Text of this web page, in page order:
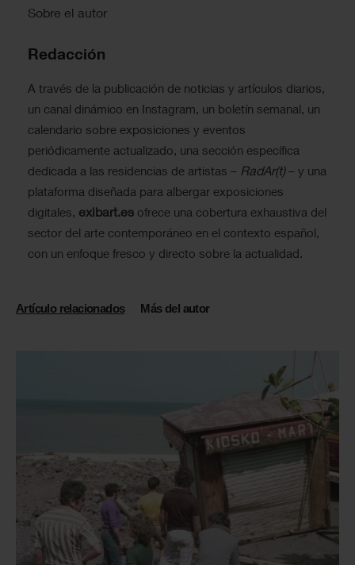
Sobre el autor
Redacción
A través de la publicación de noticias y artículos diarios,
un canal dinámico en Instagram, un boletín semanal, un
calendario sobre exposiciones y eventos
periódicamente actualizado, una sección específica
dedicada a las residencias de artistas – RadAr(t)– y una
plataforma diseñada para albergar exposiciones
digitales, exibart.es ofrece una cobertura exhaustiva del
sector del arte contemporáneo en el contexto español,
con un enfoque fresco y directo sobre la actualidad.
Artículo relacionados Más del autor